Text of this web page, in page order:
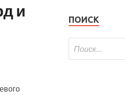
и
ПОИСК